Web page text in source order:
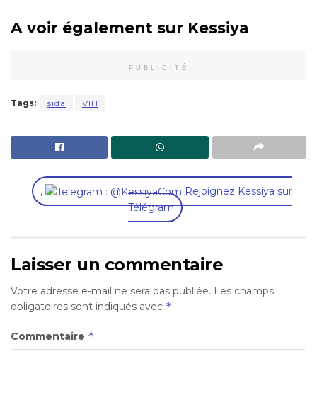
A voir également sur Kessiya
PUBLICITÉ
Tags: sida VIH
,
Rejoignez Kessiya sur
Télégram
Laisser un commentaire
Votre adresse e-mail ne sera pas publiée. Les champs
obligatoires sont indiqués avec *
Commentaire *